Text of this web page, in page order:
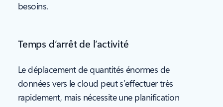
besoins.
Temps d’arrêt de l’activité
Le déplacement de quantités énormes de
données vers le cloud peut s’effectuer très
rapidement, mais nécessite une planification